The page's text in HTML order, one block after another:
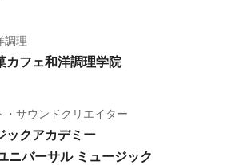
調理
カフェ和洋調理学院
・サウンドクリエイター
ックアカデミー
ニバーサル ミュージック